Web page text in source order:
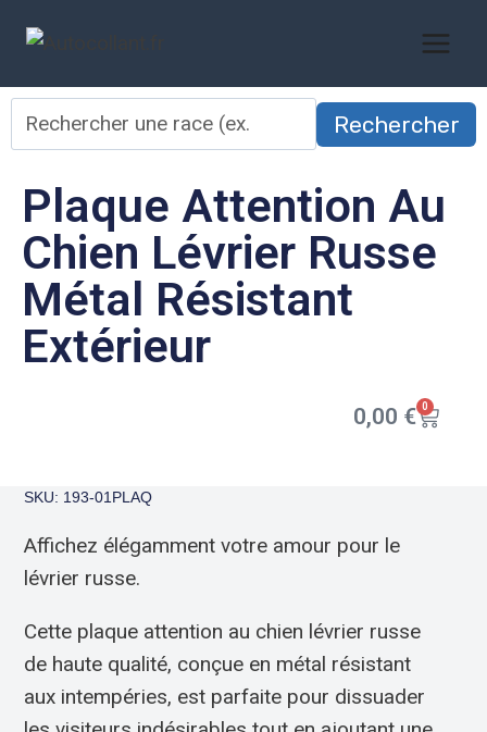
Rechercher
Plaque Attention Au
Chien Lévrier Russe
Métal Résistant
Extérieur
0,00 € 0
SKU: 193-01PLAQ
Affichez élégamment votre amour pour le
lévrier russe.
Cette plaque attention au chien lévrier russe
de haute qualité, conçue en métal résistant
aux intempéries, est parfaite pour dissuader